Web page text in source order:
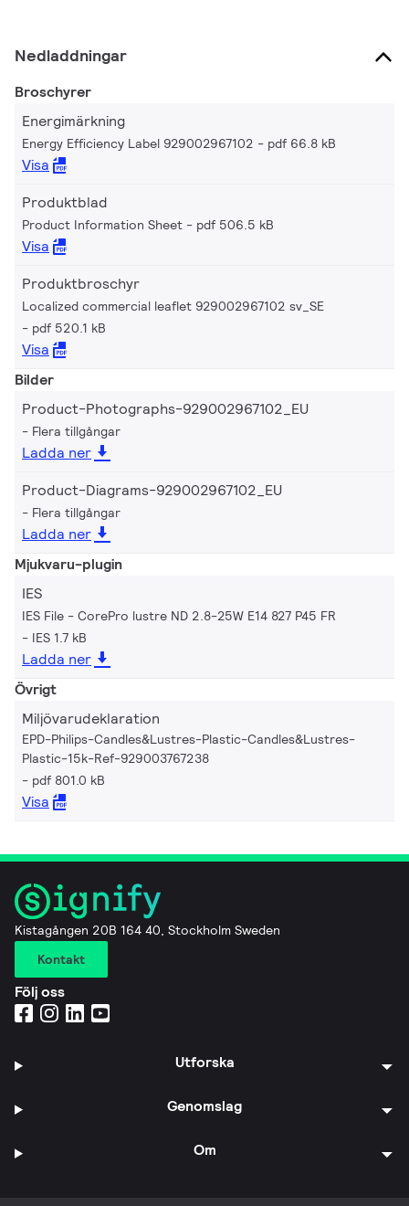
Nedladdningar
Broschyrer
Energimärkning
Energy Efficiency Label 929002967102 pdf 66.8 kB
Visa
Produktblad
Product Information Sheet pdf 506.5 kB
Visa
Produktbroschyr
Localized commercial leaflet 929002967102 sv_SE
pdf 520.1 kB
Visa
Bilder
Product-Photographs-929002967102_EU
Flera tillgångar
Ladda ner
Product-Diagrams-929002967102_EU
Flera tillgångar
Ladda ner
Mjukvaru-plugin
IES
IES File - CorePro lustre ND 2.8-25W E14 827 P45 FR
IES 1.7 kB
Ladda ner
Övrigt
Miljövarudeklaration
EPD-Philips-Candles&Lustres-Plastic-Candles&Lustres-
Plastic-15k-Ref-929003767238
pdf 801.0 kB
Visa
Kistagången 20B 164 40, Stockholm Sweden
Kontakt
Följ oss
Utforska
Genomslag
Om